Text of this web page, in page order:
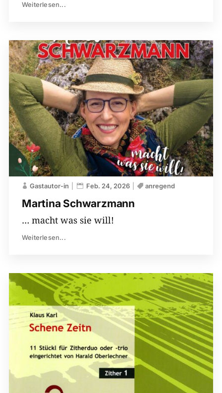
Weiterlesen...
Martina Schwarzmann
Gastautor-in Feb. 24, 2026 anregend
… macht was sie will!
Weiterlesen...